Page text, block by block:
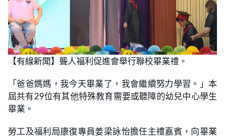
U
n
m
u
e
L
o
a
d
:
5
2
【有線新聞】聾人福利促進會舉行聯校畢業禮。
「爸爸媽媽，我今天畢業了，我會繼續努力學習。」本
屆共有29位有其他特殊教育需要或聽障的幼兒中心學生
畢業。
勞工及福利局康復專員姜梁詠怡擔任主禮嘉賓，向畢業